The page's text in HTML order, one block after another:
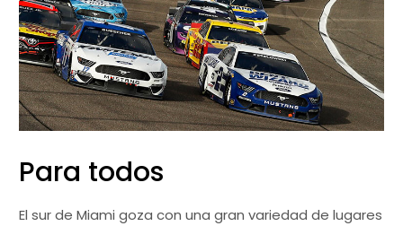
Para todos
El sur de Miami goza con una gran variedad de lugares